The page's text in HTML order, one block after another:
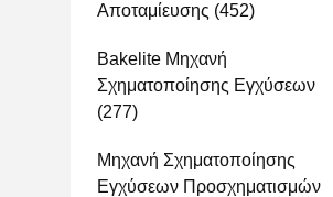
Αποταμίευσης (452)
Bakelite Μηχανή
Σχηματοποίησης Εγχύσεων
(277)
Μηχανή Σχηματοποίησης
Εγχύσεων Προσχηματισμών